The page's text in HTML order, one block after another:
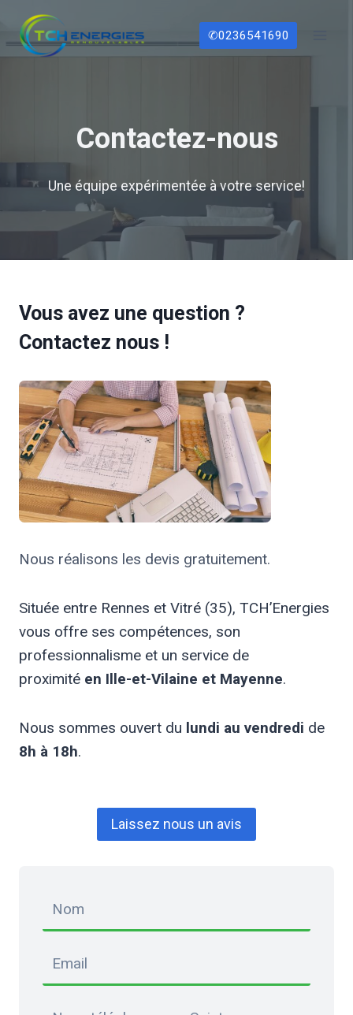
contenu
✆0236541690
Contactez-nous
Une équipe expérimentée à votre service!
Vous avez une question ?
Contactez nous !
Nous réalisons les devis gratuitement.
Située entre Rennes et Vitré (35), TCH’Energies
vous offre ses compétences, son
professionnalisme et un service de
proximité en Ille-et-Vilaine et Mayenne.
Nous sommes ouvert du lundi au vendredi de
8h à 18h.
Laissez nous un avis